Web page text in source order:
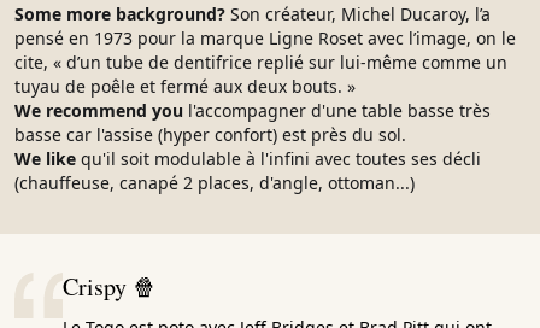
Some more background? Son créateur, Michel Ducaroy, l’a
pensé en 1973 pour la marque Ligne Roset avec l’image, on le
cite, « d’un tube de dentifrice replié sur lui-même comme un
tuyau de poêle et fermé aux deux bouts. »
We recommend you l'accompagner d'une table basse très
basse car l'assise (hyper confort) est près du sol.
We like qu'il soit modulable à l'infini avec toutes ses décli
(chauffeuse, canapé 2 places, d'angle, ottoman...)
Crispy 🍿